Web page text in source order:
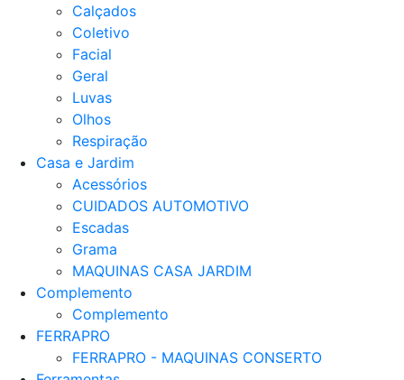
Calçados
Coletivo
Facial
Geral
Luvas
Olhos
Respiração
Casa e Jardim
Acessórios
CUIDADOS AUTOMOTIVO
Escadas
Grama
MAQUINAS CASA JARDIM
Complemento
Complemento
FERRAPRO
FERRAPRO - MAQUINAS CONSERTO